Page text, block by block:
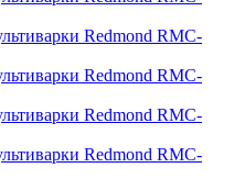
Redmond RMC-
Redmond RMC-
Redmond RMC-
Redmond RMC-